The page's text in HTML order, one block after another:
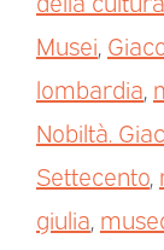
Musei,
lombardia,
Nobiltà.
Settecento,
giulia,